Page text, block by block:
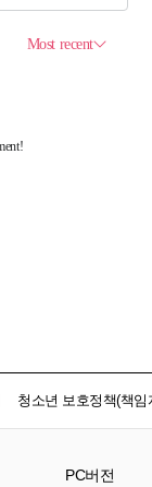
청소년 보호정책(책임
PC버전